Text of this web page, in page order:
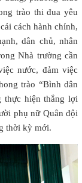
trào thi đua yêu
cách hành chính,
dân chủ, nhân
Nhà trường cần
nước, đảm việc
trào “Bình dân
thực hiện thắng lợi
phụ nữ Quân đội
thời kỳ mới.